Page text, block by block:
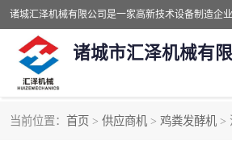
诸城市汇泽机械有
当前位置： 首页 > 供应商机 > 鸡粪发酵机 >